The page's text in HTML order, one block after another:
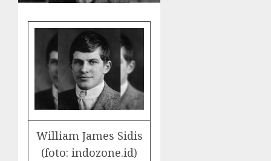
William James Sidis
(foto: indozone.id)